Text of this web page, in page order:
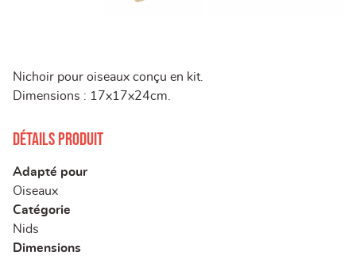
Nichoir pour oiseaux conçu en kit.
Dimensions : 17x17x24cm.
Détails produit
Adapté pour
Oiseaux
Catégorie
Nids
Dimensions